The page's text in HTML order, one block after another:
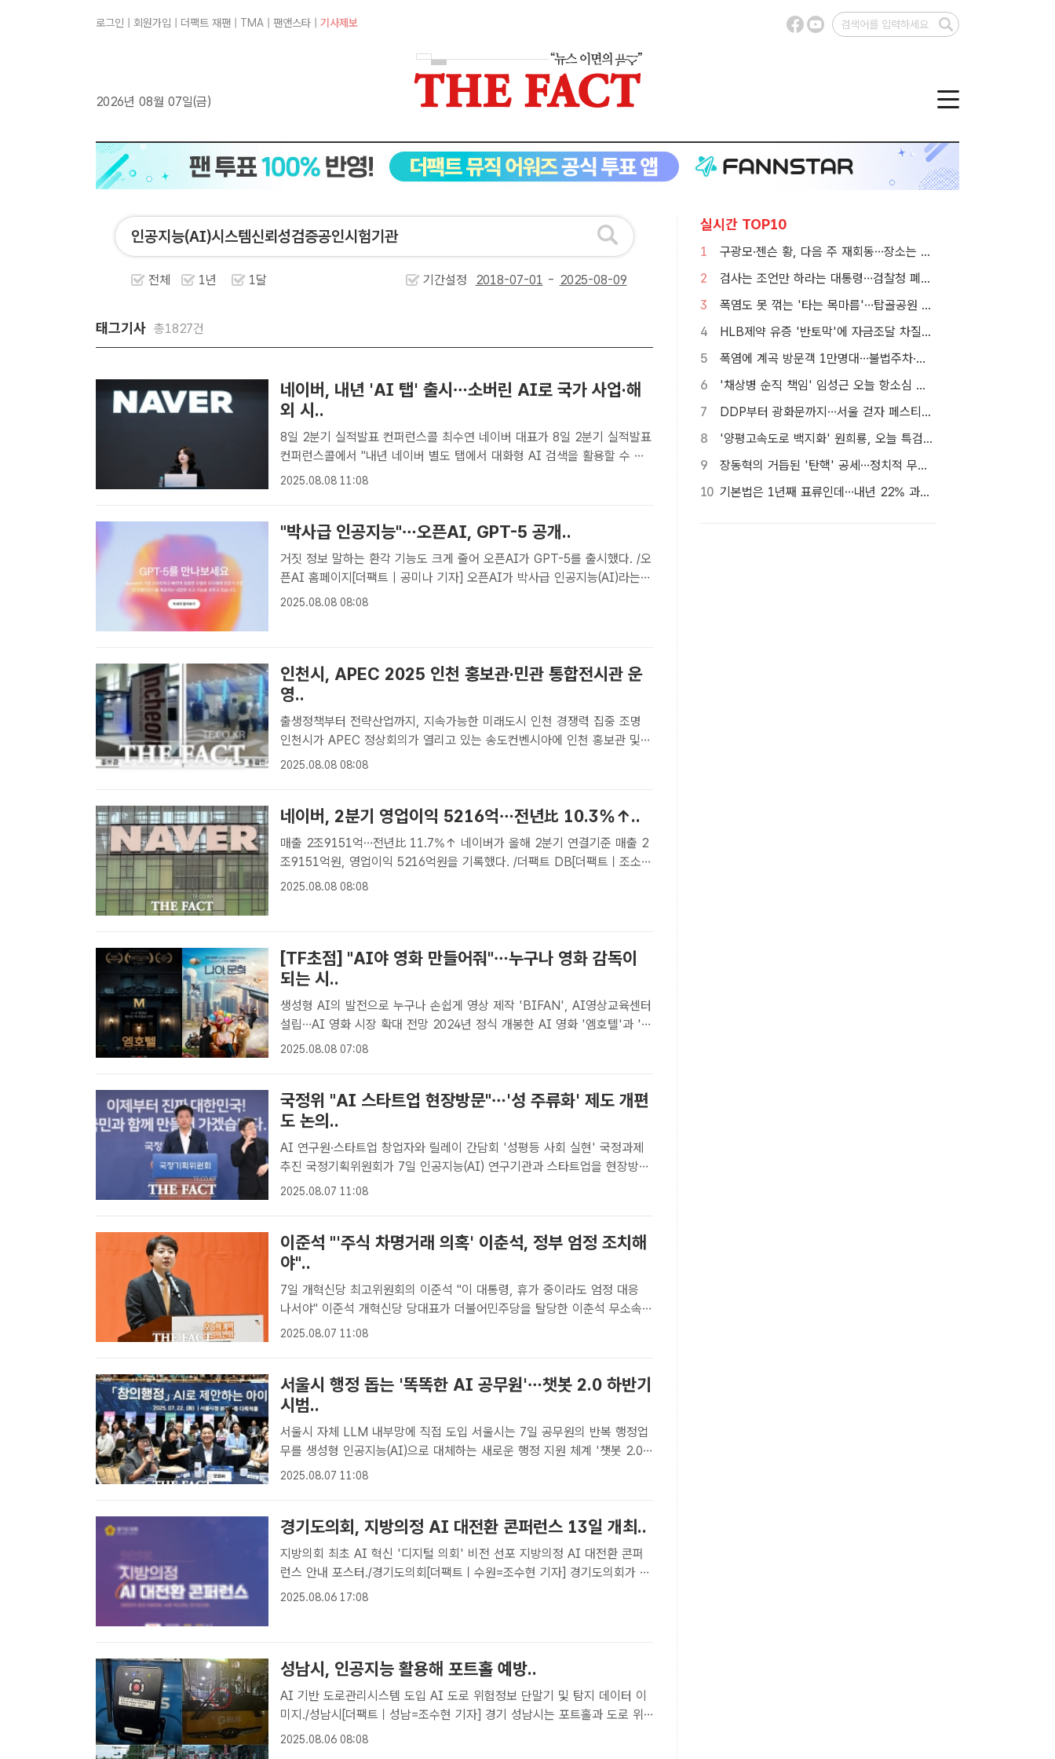
로그인 회원가입 더팩트 재팬 TMA 팬앤스타 기사제보
2026년 08월 07일(금)
전체 1년 1달 기간설정 -
태그기사 총1827건
네이버, 내년 'AI 탭' 출시…소버린 AI로 국가 사업·해
외 시..
8일 2분기 실적발표 컨퍼런스콜 최수연 네이버 대표가 8일 2분기 실적발표
컨퍼런스콜에서 "내년 네이버 별도 탭에서 대화형 AI 검색을 활용할 수 있
는 'AI 탭'을 출시한다"고 밝혔다. /네이버[더팩트ㅣ조소현 기자] 네이버가
2025.08.08 11:08
"박사급 인공지능"…오픈AI, GPT-5 공개..
거짓 정보 말하는 환각 기능도 크게 줄어 오픈AI가 GPT-5를 출시했다. /오
픈AI 홈페이지[더팩트 | 공미나 기자] 오픈AI가 박사급 인공지능(AI)라는이
라는 최신 AI 모델 'GPT-5'를 내놓았다.7일(현지시간) 오픈AI는 GPT‑5를
2025.08.08 08:08
인천시, APEC 2025 인천 홍보관·민관 통합전시관 운
영..
출생정책부터 전략산업까지, 지속가능한 미래도시 인천 경쟁력 집중 조명
인천시가 APEC 정상회의가 열리고 있는 송도컨벤시아에 인천 홍보관 및
민관 통합전시을 설치 운영하고 있다. /인천시[더팩트ㅣ인천=김재경 기자]
2025.08.08 08:08
네이버, 2분기 영업이익 5216억…전년比 10.3%↑..
매출 2조9151억…전년比 11.7%↑ 네이버가 올해 2분기 연결기준 매출 2
조9151억원, 영업이익 5216억원을 기록했다. /더팩트 DB[더팩트ㅣ조소현
기자] 네이버가 올해 2분기 연결기준 매출 2조9151억원, 영업이익 5216
2025.08.08 08:08
[TF초점] "AI야 영화 만들어줘"…누구나 영화 감독이
되는 시..
생성형 AI의 발전으로 누구나 손쉽게 영상 제작 'BIFAN', AI영상교육센터
설립…AI 영화 시장 확대 전망 2024년 정식 개봉한 AI 영화 '엠호텔'과 '나
야, 문희'. '엠호텔'은 국내 최초 AI 상업 영화이며 '나야, 문희'는 배우 초상
2025.08.08 07:08
국정위 "AI 스타트업 현장방문"…'성 주류화' 제도 개편
도 논의..
AI 연구원·스타트업 창업자와 릴레이 간담회 '성평등 사회 실현' 국정과제
추진 국정기획위원회가 7일 인공지능(AI) 연구기관과 스타트업을 현장방문
한다고 밝혔다. 사진은 조승래 국정위 대변인./이새롬 기자[더팩트ㅣ김시형
2025.08.07 11:08
이준석 "'주식 차명거래 의혹' 이춘석, 정부 엄정 조치해
야"..
7일 개혁신당 최고위원회의 이준석 "이 대통령, 휴가 중이라도 엄정 대응
나서야" 이준석 개혁신당 당대표가 더불어민주당을 탈당한 이춘석 무소속
의원의 'AI 주식 차명거래 의혹'과 관련해 "단순 탈당으로는 충분하지 않
2025.08.07 11:08
서울시 행정 돕는 '똑똑한 AI 공무원'…챗봇 2.0 하반기
시범..
서울시 자체 LLM 내부망에 직접 도입 서울시는 7일 공무원의 반복 행정업
무를 생성형 인공지능(AI)으로 대체하는 새로운 행정 지원 체계 '챗봇 2.0'
사업에 들어간다고 밝혔다. /서울시[더팩트ㅣ설상미 기자] 공무원의 문서 검
2025.08.07 11:08
경기도의회, 지방의정 AI 대전환 콘퍼런스 13일 개최..
지방의회 최초 AI 혁신 '디지털 의회' 비전 선포 지방의정 AI 대전환 콘퍼
런스 안내 포스터./경기도의회[더팩트ㅣ수원=조수현 기자] 경기도의회가 자
치분권 3.0과 AI 대전환 시대를 맞아 디지털 의회로의 본격적인 도약을 선
2025.08.06 17:08
성남시, 인공지능 활용해 포트홀 예방..
AI 기반 도로관리시스템 도입 AI 도로 위험정보 단말기 및 탐지 데이터 이
미지./성남시[더팩트ㅣ성남=조수현 기자] 경기 성남시는 포트홀과 도로 위
낙하물 등 위험 요소를 인공지능(AI) 기술로 실시간 탐지하고 신속하게 대
2025.08.06 08:08
실시간 TOP10
1
구광모·젠슨 황, 다음 주 재회동…장소는 실리콘밸리
2
검사는 조언만 하라는 대통령…검찰청 폐지 앞둔 합수본 '딜레마'
3
폭염도 못 꺾는 '타는 목마름'…탑골공원 아리수 냉장고 가보니
4
HLB제약 유증 '반토막'에 자금조달 차질…R&D 줄이고 채무상환금 제외
5
폭염에 계곡 방문객 1만명대…불법주차·쓰레기는 골치
6
'채상병 순직 책임' 임성근 오늘 항소심 선고…1심 징역 3년
7
DDP부터 광화문까지…서울 걷자 페스티벌 참가자 5000명 모집
8
'양평고속도로 백지화' 원희룡, 오늘 특검 2차 피의자 조사
9
장동혁의 거듭된 '탄핵' 공세…정치적 무게감은 뚝
10
기본법은 1년째 표류인데…내년 22% 과세 강행, 가상자산 투자자 반발 확산